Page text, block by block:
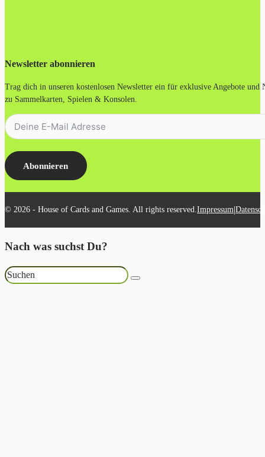
Newsletter abonnieren
Trag dich in unseren kostenlosen Newsletter ein für exklusive Angebote und
zu Sammelkarten, Spielen & Konsolen.
Abonnieren
© 2026 - House of Cards and Games. All rights reserved.Impressum|
Nach was suchst Du?
Suchen